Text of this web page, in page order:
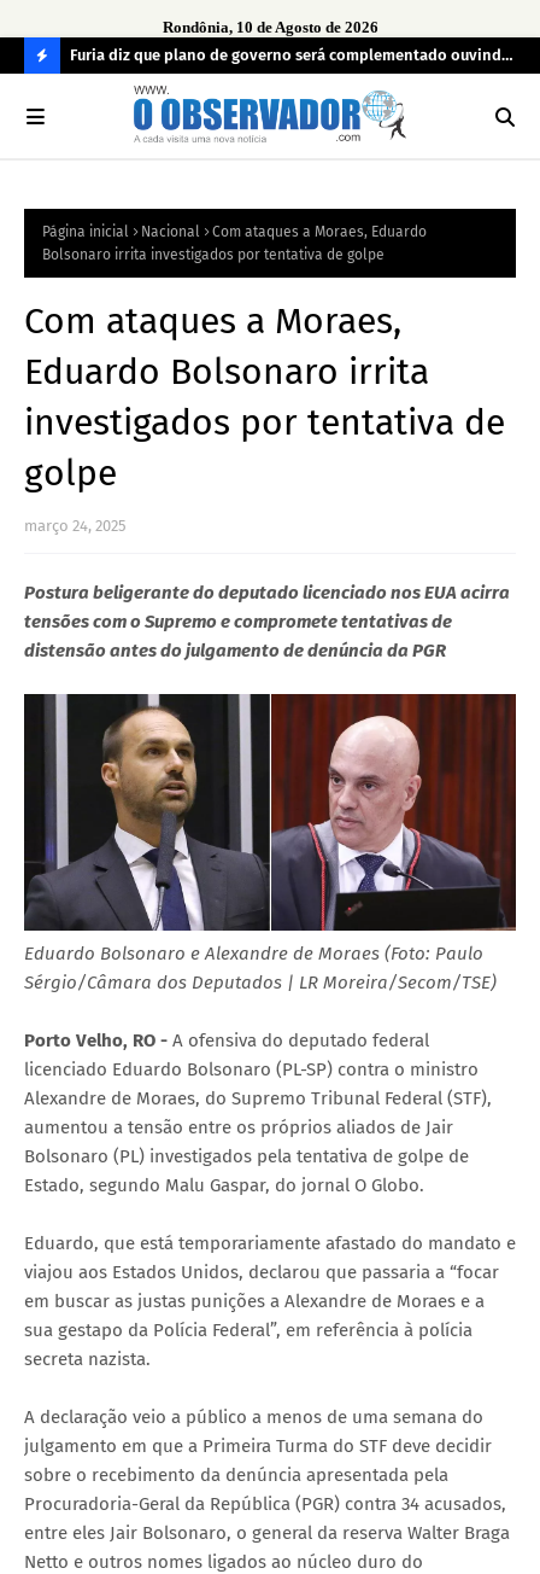
Rondônia, 10 de Agosto de 2026
O
R
Furia diz que plano de governo será complementado ouvindo
o povo e definindo prioridades
Página inicial Nacional
Com ataques a Moraes, Eduardo
Bolsonaro irrita investigados por tentativa de golpe
Com ataques a Moraes,
Eduardo Bolsonaro irrita
investigados por tentativa de
golpe
março 24, 2025
Postura beligerante do deputado licenciado nos EUA acirra
tensões com o Supremo e compromete tentativas de
distensão antes do julgamento de denúncia da PGR
Eduardo Bolsonaro e Alexandre de Moraes (Foto: Paulo
Sérgio/Câmara dos Deputados | LR Moreira/Secom/TSE)
Porto Velho, RO - A ofensiva do deputado federal
licenciado Eduardo Bolsonaro (PL-SP) contra o ministro
Alexandre de Moraes, do Supremo Tribunal Federal (STF),
aumentou a tensão entre os próprios aliados de Jair
Bolsonaro (PL) investigados pela tentativa de golpe de
Estado, segundo Malu Gaspar, do jornal O Globo.
Eduardo, que está temporariamente afastado do mandato e
viajou aos Estados Unidos, declarou que passaria a “focar
em buscar as justas punições a Alexandre de Moraes e a
sua gestapo da Polícia Federal”, em referência à polícia
secreta nazista.
A declaração veio a público a menos de uma semana do
julgamento em que a Primeira Turma do STF deve decidir
sobre o recebimento da denúncia apresentada pela
Procuradoria-Geral da República (PGR) contra 34 acusados,
entre eles Jair Bolsonaro, o general da reserva Walter Braga
Netto e outros nomes ligados ao núcleo duro do